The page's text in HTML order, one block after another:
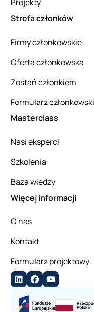
Projekty
Strefa członków
Firmy członkowskie
Oferta członkowska
Zostań członkiem
Formularz członkowski
Masterclass
Nasi eksperci
Szkolenia
Baza wiedzy
Więcej informacji
O nas
Kontakt
Formularz projektowy